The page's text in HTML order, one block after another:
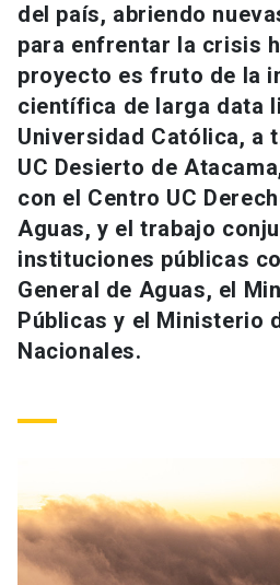
Estudiantes
Académicos
Personal
Alumni launch
Padres y familia
Vecinos
ACCESOS DIRECTOS
Admisión launch
Mi Cuenta UC launch
Mi Portal UC launch
Medios Biblioteca
Donaciones launch
del país, abriendo
para enfrentar la crisis
proyecto es fruto de la
científica de larga data
Universidad Católica, a
UC Desierto de
con el Centro UC
Aguas, y el trabajo
instituciones públicas
General de Aguas, el
Públicas y el Ministerio
Nacionales.